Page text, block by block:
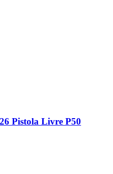
Pistola Livre P50